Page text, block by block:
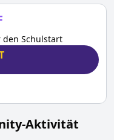
den Schulstart
Aktivität